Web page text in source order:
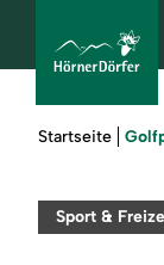
Sie
Startseite
Sport &